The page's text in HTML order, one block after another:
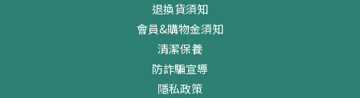
退換貨須知
會員&購物金須知
清潔保養
防詐騙宣導
隱私政策